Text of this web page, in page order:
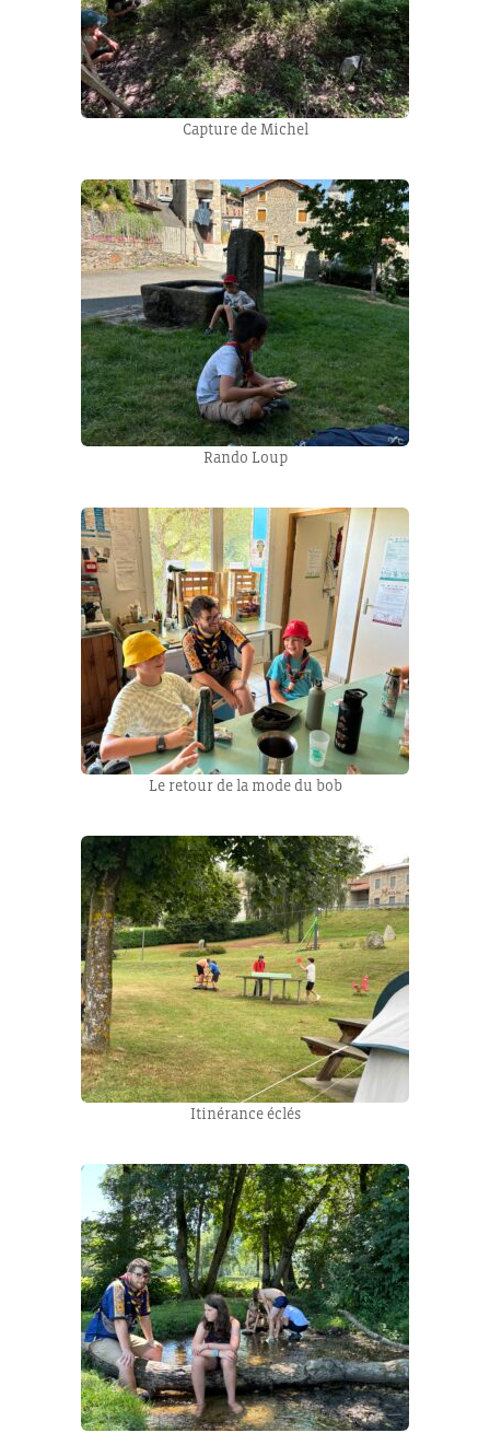
Capture de Michel
Rando Loup
Le retour de la mode du bob
Itinérance éclés